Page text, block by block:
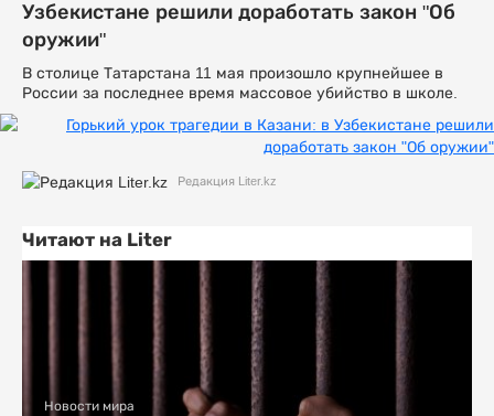
Узбекистане решили доработать закон "Об
оружии"
В столице Татарстана 11 мая произошло крупнейшее в
России за последнее время массовое убийство в школе.
Редакция Liter.kz
Читают на Liter
Новости мира